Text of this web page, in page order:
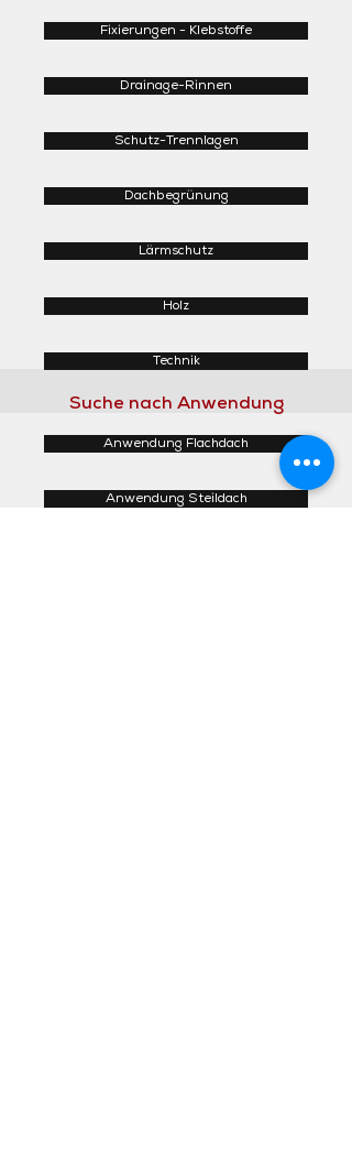
Fixierungen - Klebstoffe
Drainage-Rinnen
Schutz-Trennlagen
Dachbegrünung
Lärmschutz
Holz
Technik
Suche nach Anwendung
Anwendung Flachdach
Anwendung Steildach